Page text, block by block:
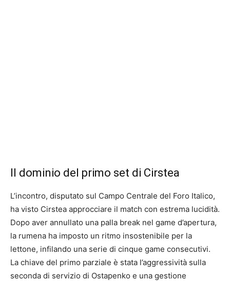
Il dominio del primo set di Cirstea
L’incontro, disputato sul Campo Centrale del Foro Italico,
ha visto Cirstea approcciare il match con estrema lucidità.
Dopo aver annullato una palla break nel game d’apertura,
la rumena ha imposto un ritmo insostenibile per la
lettone, infilando una serie di cinque game consecutivi.
La chiave del primo parziale è stata l’aggressività sulla
seconda di servizio di Ostapenko e una gestione